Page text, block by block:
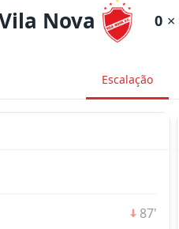
Nova 0 ×
Escalação
87'